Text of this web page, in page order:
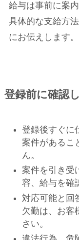
給与は事前に案
具体的な支給方
にお伝えします。
登録前に確認
登録後すぐに
案件があるこ
ん。
案件を引き受
容、給与を確
対応可能と回
欠勤は、お客
さい。